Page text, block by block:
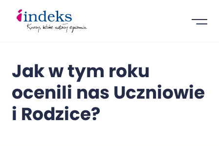
Jak w tym roku
ocenili nas Uczniowie
i Rodzice?